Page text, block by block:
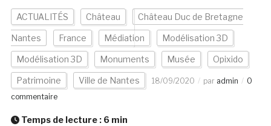
ACTUALITÉS Château Château Duc de Bretagne
Nantes France Médiation Modélisation 3D
Modélisation 3D Monuments Musée Opixido
Patrimoine Ville de Nantes 18/09/2020 par admin
0
commentaire
Temps de lecture : 6 min